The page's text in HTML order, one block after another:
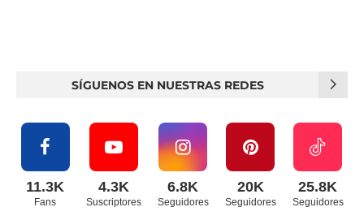
SÍGUENOS EN NUESTRAS REDES
11.3K
Fans
4.3K
Suscriptores
6.8K
Seguidores
20K
Seguidores
25.8K
Seguidores